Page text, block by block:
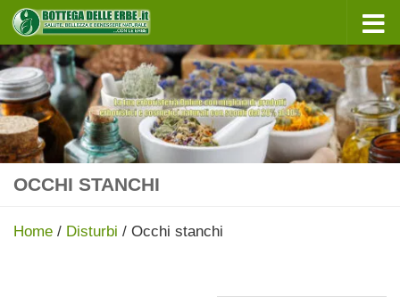
Sotto il contenuto
OCCHI STANCHI
Home / Disturbi / Occhi stanchi